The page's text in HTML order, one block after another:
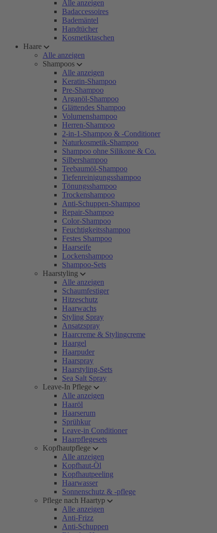
Alle anzeigen
Badaccessoires
Bademäntel
Handtücher
Kosmetiktaschen
Haare
Alle anzeigen
Shampoos
Alle anzeigen
Keratin-Shampoo
Pre-Shampoo
Arganöl-Shampoo
Glättendes Shampoo
Volumenshampoo
Herren-Shampoo
2-in-1-Shampoo & -Conditioner
Naturkosmetik-Shampoo
Shampoo ohne Silikone & Co.
Silbershampoo
Teebaumöl-Shampoo
Tiefenreinigungsshampoo
Tönungsshampoo
Trockenshampoo
Anti-Schuppen-Shampoo
Repair-Shampoo
Color-Shampoo
Feuchtigkeitsshampoo
Festes Shampoo
Haarseife
Lockenshampoo
Shampoo-Sets
Haarstyling
Alle anzeigen
Schaumfestiger
Hitzeschutz
Haarwachs
Styling Spray
Ansatzspray
Haarcreme & Stylingcreme
Haargel
Haarpuder
Haarspray
Haarstyling-Sets
Sea Salt Spray
Leave-In Pflege
Alle anzeigen
Haaröl
Haarserum
Sprühkur
Leave-in Conditioner
Haarpflegesets
Kopfhautpflege
Alle anzeigen
Kopfhaut-Öl
Kopfhautpeeling
Haarwasser
Sonnenschutz & -pflege
Pflege nach Haartyp
Alle anzeigen
Anti-Frizz
Anti-Schuppen